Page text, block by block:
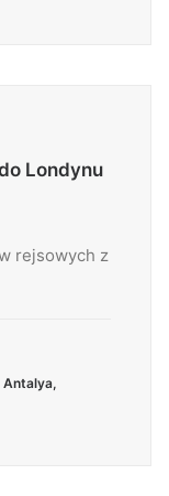
Londynu
rejsowych z
Antalya,